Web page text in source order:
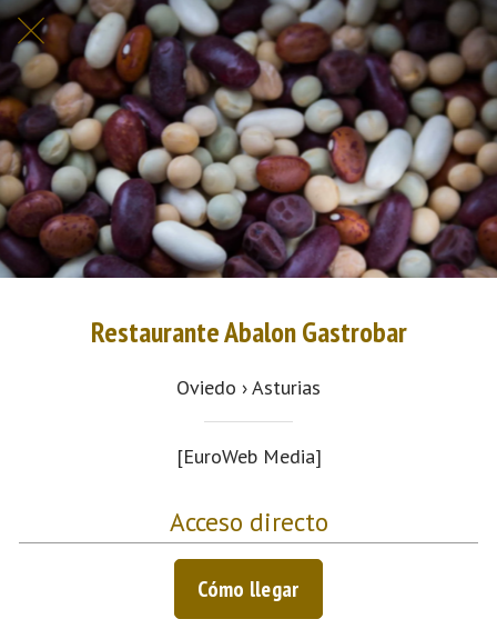
Restaurante Abalon Gastrobar
Oviedo › Asturias
[EuroWeb Media]
Acceso directo
Cómo llegar